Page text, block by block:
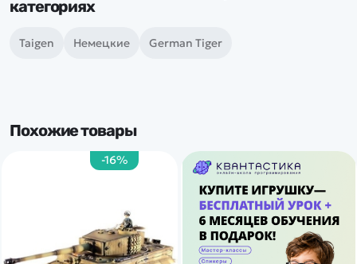
категориях
Taigen Немецкие German Tiger
Похожие товары
-16%